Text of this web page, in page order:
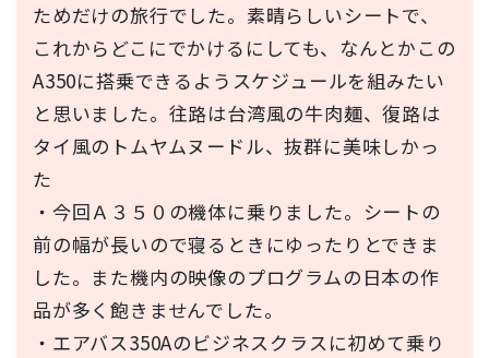
ためだけの旅行でした。素晴らしいシートで、
これからどこにでかけるにしても、なんとかこの
A350に搭乗できるようスケジュールを組みたい
と思いました。往路は台湾風の牛肉麺、復路は
タイ風のトムヤムヌードル、抜群に美味しかっ
た
・今回Ａ３５０の機体に乗りました。シートの
前の幅が長いので寝るときにゆったりとできま
した。また機内の映像のプログラムの日本の作
品が多く飽きませんでした。
・エアバス350Aのビジネスクラスに初めて乗り